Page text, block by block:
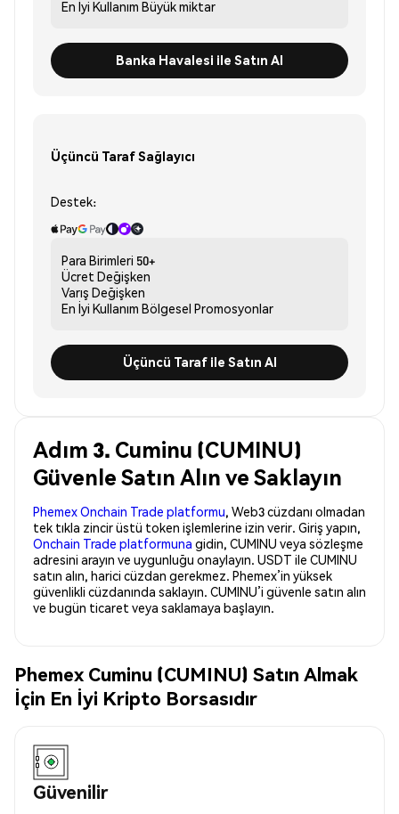
En İyi Kullanım Büyük miktar
Banka Havalesi ile Satın Al
Üçüncü Taraf Sağlayıcı
Destek:
Para Birimleri 50+
Ücret Değişken
Varış Değişken
En İyi Kullanım Bölgesel Promosyonlar
Üçüncü Taraf ile Satın Al
Adım 3. Cuminu (CUMINU)
Güvenle Satın Alın ve Saklayın
Phemex Onchain Trade platformu, Web3 cüzdanı olmadan
tek tıkla zincir üstü token işlemlerine izin verir. Giriş yapın,
Onchain Trade platformuna gidin, CUMINU veya sözleşme
adresini arayın ve uygunluğu onaylayın. USDT ile CUMINU
satın alın, harici cüzdan gerekmez. Phemex’in yüksek
güvenlikli cüzdanında saklayın. CUMINU’i güvenle satın alın
ve bugün ticaret veya saklamaya başlayın.
Phemex Cuminu (CUMINU) Satın Almak
İçin En İyi Kripto Borsasıdır
Güvenilir